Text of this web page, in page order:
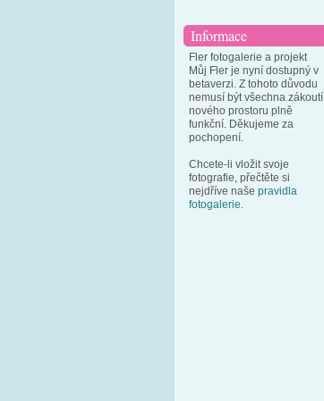
Informace
Fler fotogalerie a projekt
Můj Fler je nyní dostupný v
betaverzi. Z tohoto důvodu
nemusí být všechna zákoutí
nového prostoru plně
funkční. Děkujeme za
pochopení.
Chcete-li vložit svoje
fotografie, přečtěte si
nejdříve naše pravidla
fotogalerie.